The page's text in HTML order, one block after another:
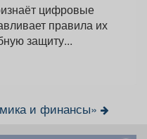
цифровые
правила их
защиту...
и финансы»